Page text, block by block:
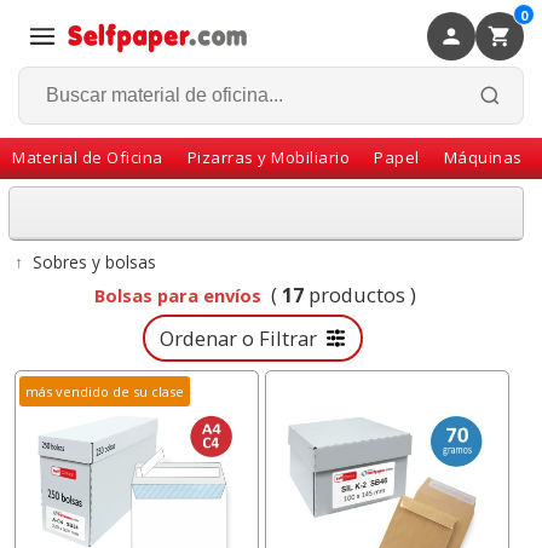
0
Material de Oficina Pizarras y Mobiliario Papel Máquinas
Volver
↑Sobres y bolsas
Bolsas para envíos (17 productos )
Ordenar o Filtrar
más vendido de su clase